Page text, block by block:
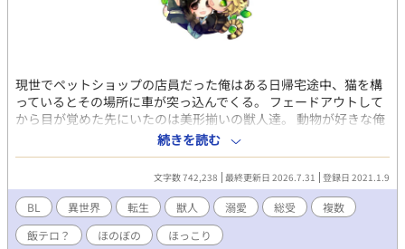
現世でペットショップの店員だった俺はある日帰宅途中、猫を構
っているとその場所に車が突っ込んでくる。 フェードアウトして
から目が覚めた先にいたのは美形揃いの獣人達。 動物が好きな俺
は、無償でご奉仕しますよ？ ただし獣体に限る！？ ただいま絶賛
餌付け中、だって生活がかかってるからねっ！ 餌付けしたら、何
故かふたりの獣人に求婚されてしまった。 恋愛経験無いのにどう
しろと？ 二人の伴侶と優しい義両親、可愛い子供たちに囲まれて
絶賛子育て奮闘中。 現在、ムーンライトにて改稿しながら配信
中。 イチャイチャは★がつきます。 ☆は改稿済。 改稿したら1話
が2000 文字になるようにニコイチにしていきたいと思います。
続きを読む
文字数 742,238 最終更新日 2026.7.31 登録日 2021.1.9
BL 異世界 転生 獣人 溺愛 総受
複数
飯テロ？
ほのぼの ほっこり